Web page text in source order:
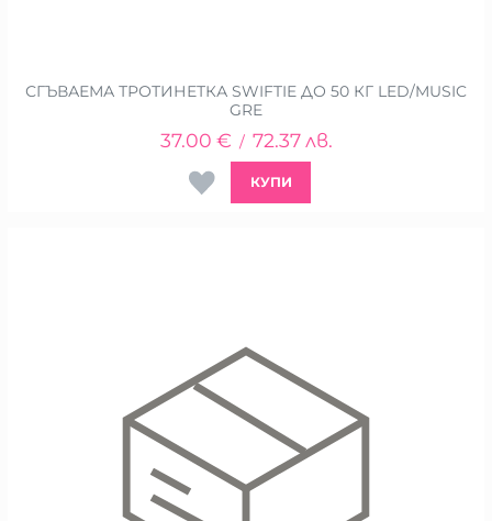
СГЪВАЕМА ТРОТИНЕТКА SWIFTIE ДО 50 КГ LED/MUSIC
GRE
37.00 € / 72.37 лв.
КУПИ